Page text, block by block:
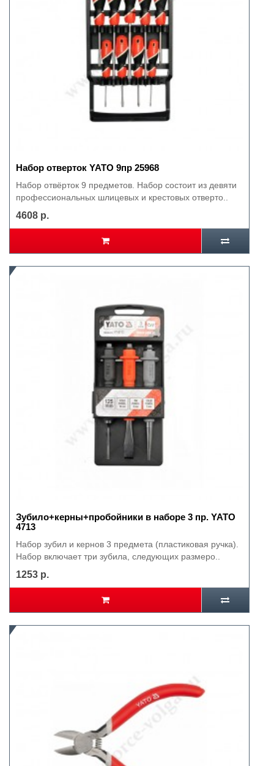
Набор отверток YATO 9пр 25968
Набор отвёрток 9 предметов. Набор состоит из девяти
профессиональных шлицевых и крестовых отверто..
4608 р.
Зубило+керны+пробойники в наборе 3 пр. YATO
4713
Набор зубил и кернов 3 предмета (пластиковая ручка).
Набор включает три зубила, следующих размеро..
1253 р.